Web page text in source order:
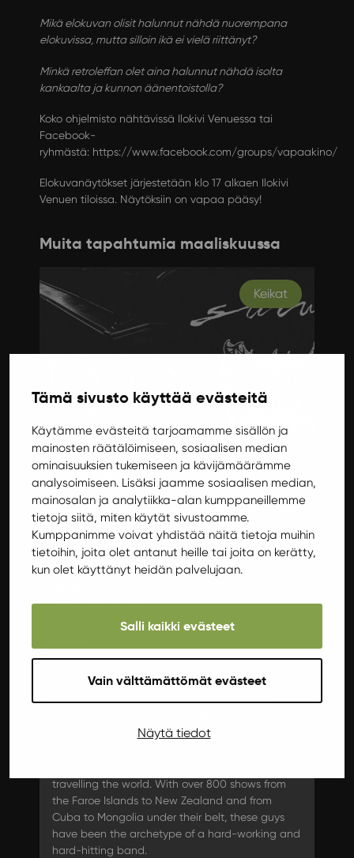
Tämä sivusto käyttää evästeitä
Käytämme evästeitä tarjoamamme sisällön ja
mainosten räätälöimiseen, sosiaalisen median
ominaisuuksien tukemiseen ja kävijämäärämme
analysoimiseen. Lisäksi jaamme sosiaalisen median,
mainosalan ja analytiikka-alan kumppaneillemme
tietoja siitä, miten käytät sivustoamme.
Kumppanimme voivat yhdistää näitä tietoja muihin
tietoihin, joita olet antanut heille tai joita on kerätty,
kun olet käyttänyt heidän palvelujaan.
Salli kaikki evästeet
Vain välttämättömät evästeet
Näytä tiedot
Mikä elokuvan olisit halunnut nähdä nuorempana
elokuvissa, mutta silloin ikä ei vielä riittänyt?
Minkä retroleffan olet aina halunnut nähdä isolta
kankaalta ja kunnon äänentoistolla?
Koko ohjelmisto nähtävissä Ilokivi Venuessa tai
Facebook-
ryhmästä: https://www.facebook.com/groups/vapaakino/
Elokuvanäytökset järjestetään klo 17 alkaen Ilokivi
Venuen tiloissa. Näytöksiin on vapaa pääsy!
Muita tapahtumia maaliskuussa
Keikat
Tiistai 29.3.2022 20:00
Hexis, Surut + Suffer Yourself
Hexis, Surut ja Suffer Yourself Ilokivessä
maaliskuun vikalla viikolla!
Ovet 20:00
21:15 Suffer Yourself
HEXIS emerged in Denmark in the year 2010,
scene, while simultaneously being deeply rooted
travelling the world. With over 800 shows from
the Faroe Islands to New Zealand and from
Cuba to Mongolia under their belt, these guys
have been the archetype of a hard-working and
hard-hitting band.